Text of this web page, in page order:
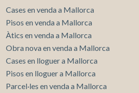
Cases en venda a Mallorca
Pisos en venda a Mallorca
Àtics en venda a Mallorca
Obra nova en venda a Mallorca
Cases en lloguer a Mallorca
Pisos en lloguer a Mallorca
Parcel·les en venda a Mallorca